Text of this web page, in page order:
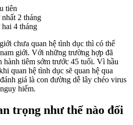
tiên
2 tháng
4 tháng
chưa quan hệ tình dục thì có thể
giới. Với những trường hợp đã
hành tiêm sớm trước 45 tuổi. Vì hầu
quan hệ tình dục sẽ quan hệ qua
giá là con đường dễ lây chéo virus
hiểm.
trọng như thế nào đối